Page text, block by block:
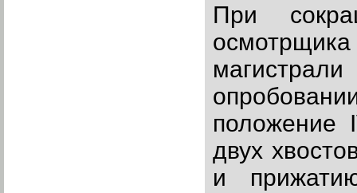
При
положение
двух
и